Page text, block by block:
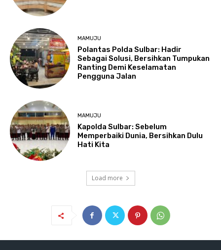
MAMUJU
Polantas Polda Sulbar: Hadir
Sebagai Solusi, Bersihkan Tumpukan
Ranting Demi Keselamatan
Pengguna Jalan
MAMUJU
Kapolda Sulbar: Sebelum
Memperbaiki Dunia, Bersihkan Dulu
Hati Kita
Load more